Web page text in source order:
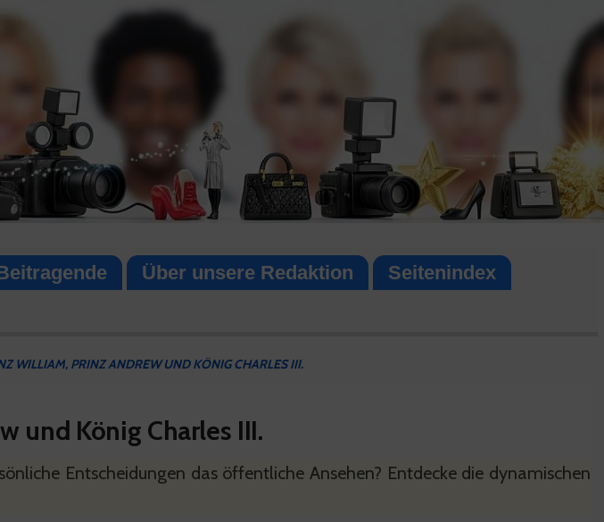
Über unsere Redaktion
Seitenindex
WILLIAM, PRINZ ANDREW UND KÖNIG CHARLES III.
und König Charles III.
Entscheidungen das öffentliche Ansehen? Entdecke die dynamischen